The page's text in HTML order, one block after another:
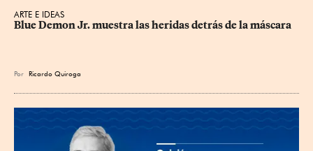
ARTE E IDEAS
Blue Demon Jr. muestra las heridas detrás de la máscara
Por Ricardo Quiroga